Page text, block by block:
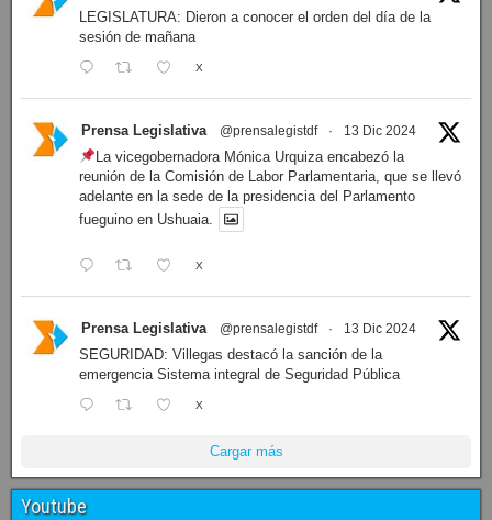
LEGISLATURA: Dieron a conocer el orden del día de la
sesión de mañana
X
Prensa Legislativa @prensalegistdf · 13 Dic 2024
La vicegobernadora Mónica Urquiza encabezó la
reunión de la Comisión de Labor Parlamentaria, que se llevó
adelante en la sede de la presidencia del Parlamento
fueguino en Ushuaia.
X
Prensa Legislativa @prensalegistdf · 13 Dic 2024
SEGURIDAD: Villegas destacó la sanción de la
emergencia Sistema integral de Seguridad Pública
X
Cargar más
Youtube